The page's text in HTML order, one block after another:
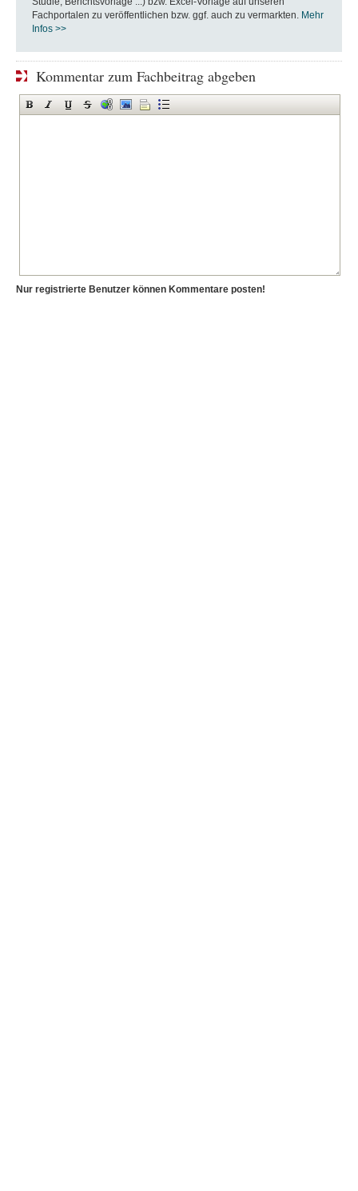
Fachportalen zu veröffentlichen bzw. ggf. auch zu vermarkten. Mehr
Infos >>
Kommentar zum Fachbeitrag abgeben
Nur registrierte Benutzer können Kommentare posten!